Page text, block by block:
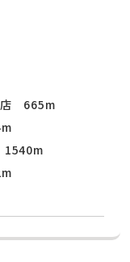
店 665m
1540m